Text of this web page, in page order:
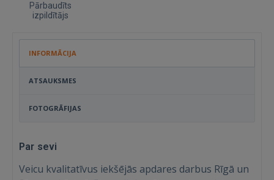
Pārbaudīts
izpildītājs
INFORMĀCIJA
ATSAUKSMES
FOTOGRĀFIJAS
Par sevi
Veicu kvalitatīvus iekšējās apdares darbus Rīgā un